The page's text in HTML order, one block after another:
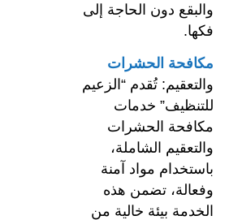
والبقع دون الحاجة إلى
فكها.
مكافحة الحشرات
والتعقيم: تُقدم “الزعيم
للتنظيف” خدمات
مكافحة الحشرات
والتعقيم الشاملة،
باستخدام مواد آمنة
وفعالة، تضمن هذه
الخدمة بيئة خالية من